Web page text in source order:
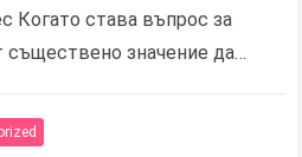
Когато става въпрос за
съществено значение да